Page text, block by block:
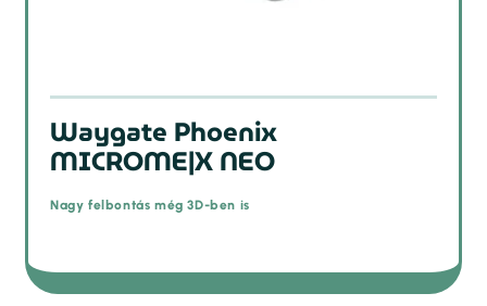
Waygate Phoenix
MICROME|X NEO
Nagy felbontás még 3D-ben is